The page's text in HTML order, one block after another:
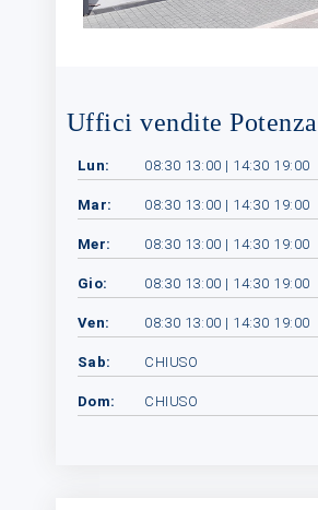
Uffici vendite Potenza
Lun: 08:30 13:00 | 14:30 19:00
Mar: 08:30 13:00 | 14:30 19:00
Mer: 08:30 13:00 | 14:30 19:00
Gio: 08:30 13:00 | 14:30 19:00
Ven: 08:30 13:00 | 14:30 19:00
Sab: CHIUSO
Dom: CHIUSO